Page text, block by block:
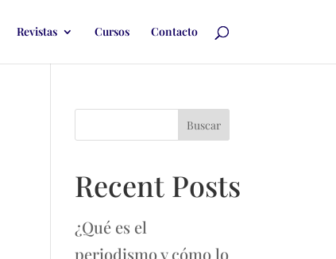
Revistas Cursos Contacto
Buscar
Recent Posts
¿Qué es el
periodismo y cómo lo